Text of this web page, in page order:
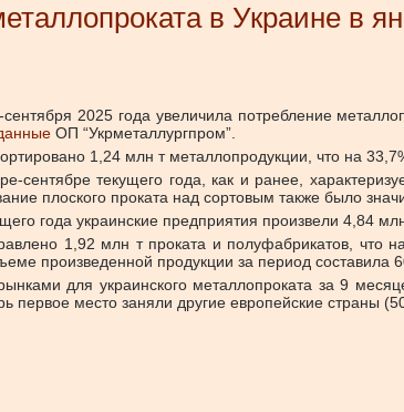
в Украине в
сентября 2025 года увеличила потребление
ОП “Укрметаллургпром”.
1,24 млн т металлопродукции, что на
сентябре текущего года, как и ранее,
плоского проката над сортовым также было
года украинские предприятия произвели 4,84
1,92 млн т проката и полуфабрикатов, что
произведенной продукции за период составила
для украинского металлопроката за 9
первое место заняли другие европейские